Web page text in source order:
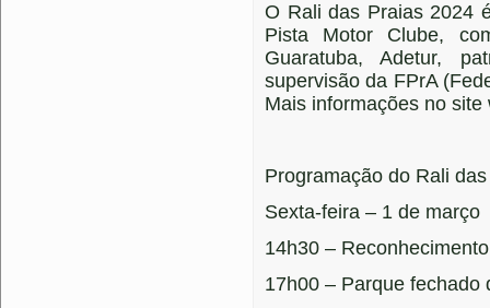
O Rali das Praias 2024
Pista Motor Clube,
Guaratuba, Adetur,
supervisão da FPrA
Mais informações no
Programação do Rali
Sexta-feira – 1 de março
14h30 –
17h00 – Parque fechado